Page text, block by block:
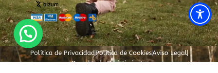
Política de PrivacidadPolítica de CookiesAviso Legal
Derecho de Desistimiento